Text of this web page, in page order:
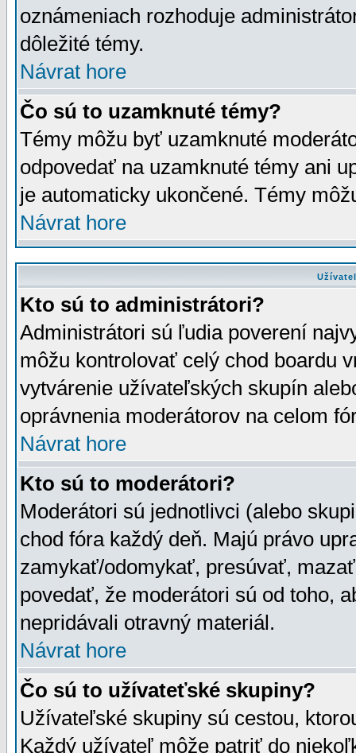
oznámeniach rozhoduje
dôležité témy.
Návrat hore
Čo sú to uzamknuté témy?
Témy môžu byť uzamknuté
odpovedať na uzamknuté témy ani
je automaticky ukončené. Témy
Návrat hore
Kto sú to administrátori?
Administrátori sú ľudia poverení
môžu kontrolovať celý chod boardu
vytvárenie užívateľských skupín
oprávnenia moderátorov na celom
Návrat hore
Kto sú to moderátori?
Moderátori sú jednotlivci (alebo
chod fóra každý deň. Majú právo
zamykať/odomykať, presúvať,
povedať, že moderátori sú od toho,
nepridávali otravný materiál.
Návrat hore
Čo sú to užívateťské skupiny?
Užívateľské skupiny sú cestou,
Každý užívateľ môže patriť do